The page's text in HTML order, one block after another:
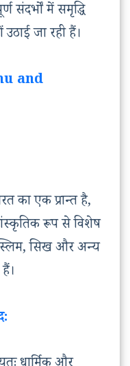
संदर्भों में समृद्धि
जा रही हैं।
and
का एक प्रान्त है,
रूप से विशेष
सिख और अन्य